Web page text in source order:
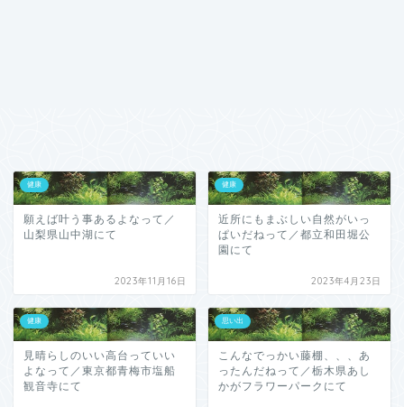
健康
願えば叶う事あるよなって／
山梨県山中湖にて
2023年11月16日
健康
近所にもまぶしい自然がいっ
ぱいだねって／都立和田堀公
園にて
2023年4月23日
健康
見晴らしのいい高台っていい
よなって／東京都青梅市塩船
観音寺にて
思い出
こんなでっかい藤棚、、、あ
ったんだねって／栃木県あし
かがフラワーパークにて